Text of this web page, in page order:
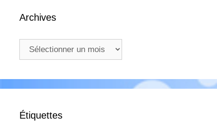
Archives
Archives
Étiquettes